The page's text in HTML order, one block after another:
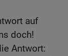
auf
doch!
Antwort: